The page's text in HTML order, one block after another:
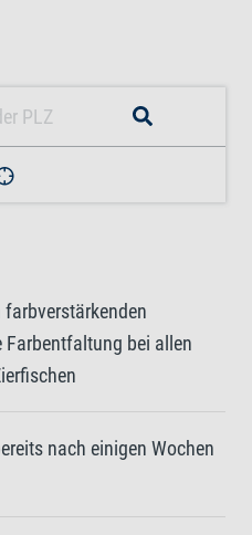
bei allen
nach einigen Wochen